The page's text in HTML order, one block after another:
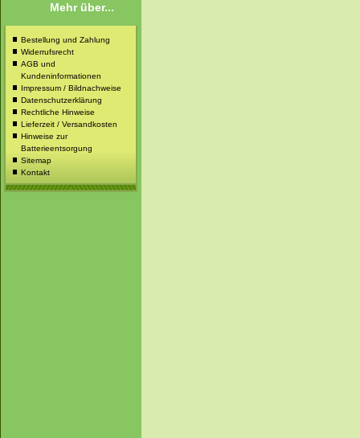
Mehr über...
Bestellung und Zahlung
Widerrufsrecht
AGB und
Kundeninformationen
Impressum / Bildnachweise
Datenschutzerklärung
Rechtliche Hinweise
Lieferzeit / Versandkosten
Hinweise zur
Batterieentsorgung
Sitemap
Kontakt